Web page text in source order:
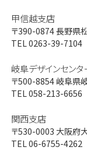
甲信越支店
〒390-0874長野県
TEL 0263-39-7104
岐阜デザインセンタ
〒500-8854岐阜県
TEL 058-213-6656
関西支店
〒530-0003 大阪府
TEL 06-6755-4262